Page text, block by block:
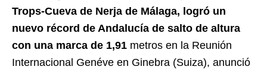
Trops-Cueva de Nerja de Málaga, logró un
nuevo récord de Andalucía de salto de altura
con una marca de 1,91 metros en la Reunión
Internacional Genéve en Ginebra (Suiza), anunció